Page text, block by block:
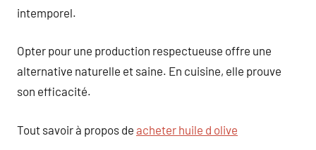
intemporel.
Opter pour une production respectueuse offre une
alternative naturelle et saine. En cuisine, elle prouve
son efficacité.
Tout savoir à propos de acheter huile d olive